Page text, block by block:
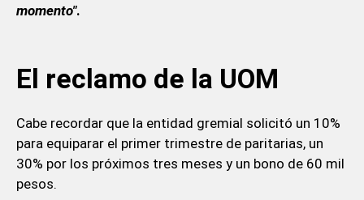
momento".
El reclamo de la UOM
Cabe recordar que la entidad gremial solicitó un 10%
para equiparar el primer trimestre de paritarias, un
30% por los próximos tres meses y un bono de 60 mil
pesos.